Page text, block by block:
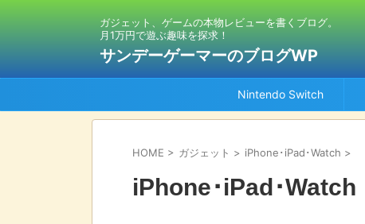
ガジェット、ゲームの本物レビューを書くブログ。
月1万円で遊ぶ趣味を探求！
サンデーゲーマーのブログWP
Nintendo Switch
HOME > ガジェット > iPhone･iPad･Watch >
iPhone･iPad･Watch